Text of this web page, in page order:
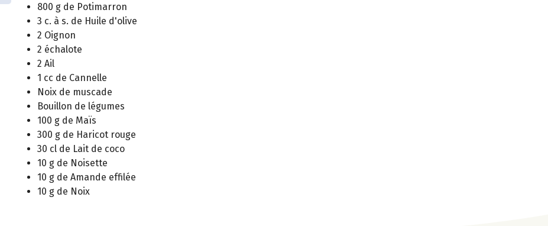
800 g de Potimarron
3 c. à s. de Huile d'olive
2 Oignon
2 échalote
2 Ail
1 cc de Cannelle
Noix de muscade
Bouillon de légumes
100 g de Maïs
300 g de Haricot rouge
30 cl de Lait de coco
10 g de Noisette
10 g de Amande effilée
10 g de Noix